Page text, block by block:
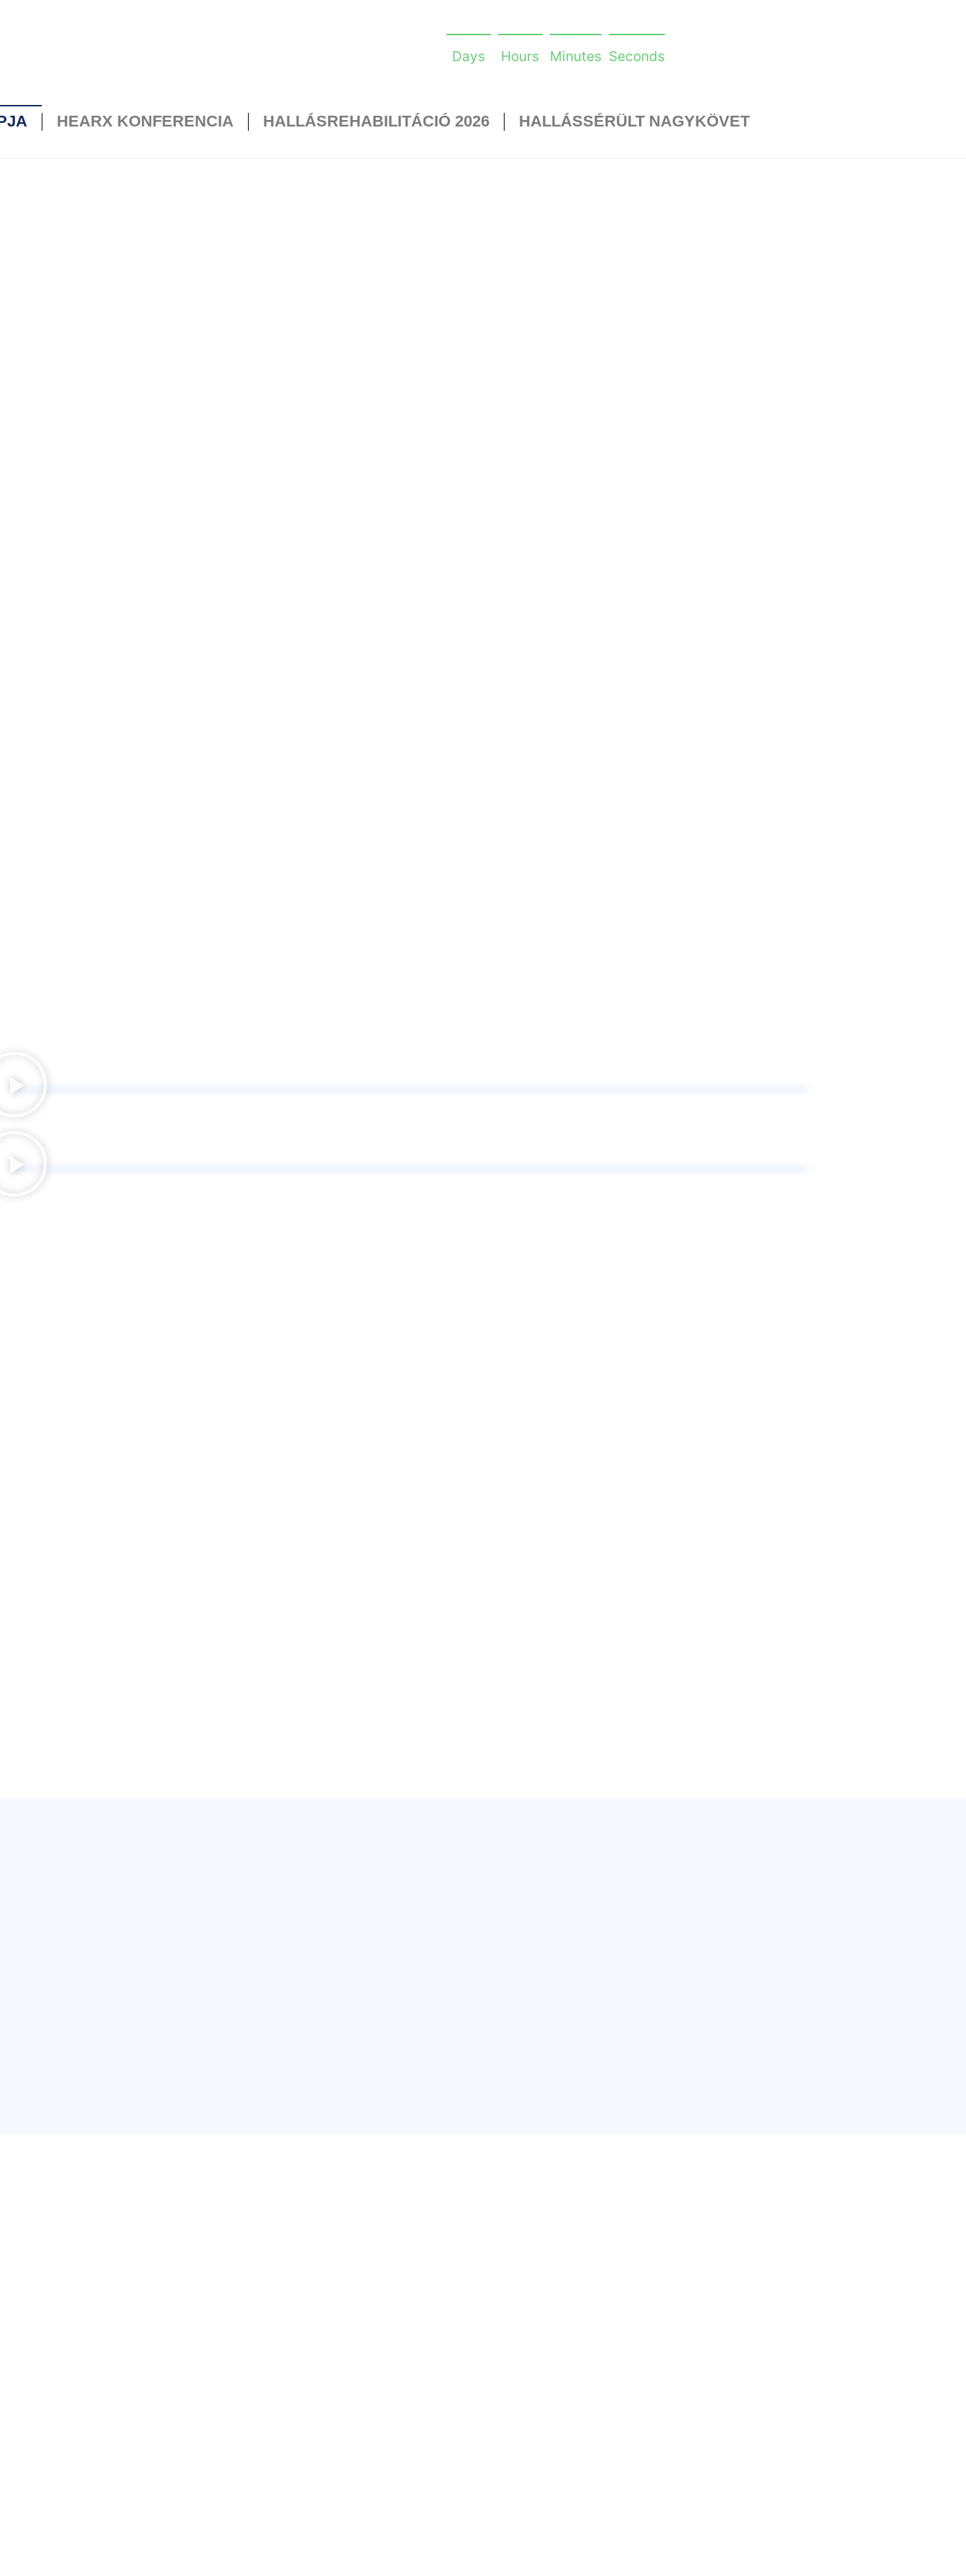
Days Hours Minutes Seconds
HEARX KONFERENCIA HALLÁSREHABILITÁCIÓ 2026 HALLÁSSÉRÜLT NAGYKÖVET